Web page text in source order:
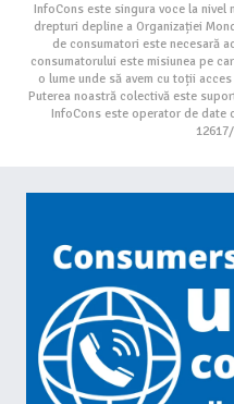
InfoCons este singura voce la nivel
drepturi depline a Organizației
de consumatori este necesară
consumatorului este misiunea pe
o lume unde să avem cu toții
Puterea noastră colectivă este
InfoCons este operator de date